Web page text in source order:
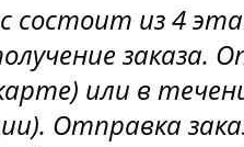
состоит из 4
заказа.
или в
Отправка